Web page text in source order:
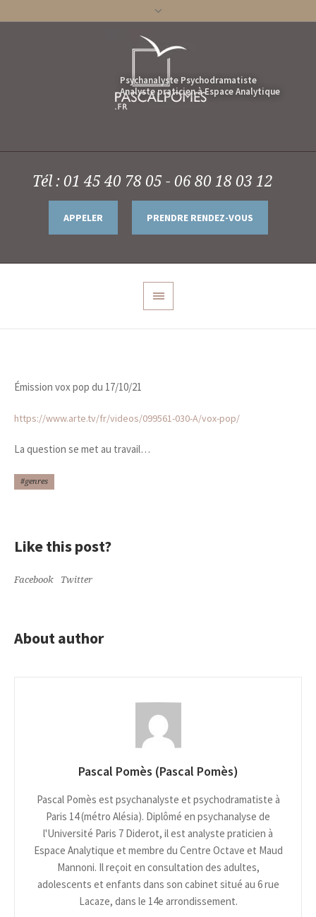
Tél : 01 45 40 78 05 - 06 80 18 03 12
APPELER PRENDRE RENDEZ-VOUS
Émission vox pop du 17/10/21
https://www.arte.tv/fr/videos/099561-030-A/vox-pop/
La question se met au travail…
#genres
Like this post?
Facebook Twitter
About author
Pascal Pomès (Pascal Pomès)
Pascal Pomès est psychanalyste et psychodramatiste à
Paris 14 (métro Alésia). Diplômé en psychanalyse de
l'Université Paris 7 Diderot, il est analyste praticien à
Espace Analytique et membre du Centre Octave et Maud
Mannoni. Il reçoit en consultation des adultes,
adolescents et enfants dans son cabinet situé au 6 rue
Lacaze, dans le 14e arrondissement.